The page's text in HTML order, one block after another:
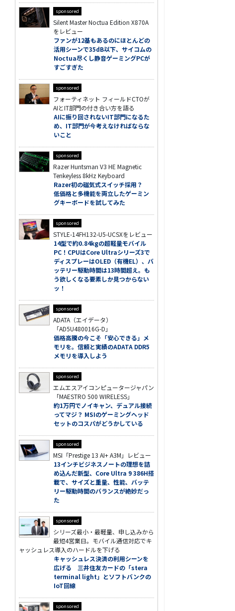
sponsored
Silent Master Noctua Edition X870A
をレビュー
ファンが12基もあるのにほとんどの
活用シーンで35dB以下、サイコムの
Noctua尽くし静音ゲーミングPCが
すごすぎた
sponsored
フォーティネット フィールドCTOが
AIとIT部門の付き合い方を語る
AIに振り回されないIT部門になるた
め、IT部門が今考えなければならな
いこと
sponsored
Razer Huntsman V3 HE Magnetic
Tenkeyless 8kHz Keyboard
Razer初の磁気式スイッチ採用？
低価格と多機能を両立したゲーミン
グキーボードを試してみた
sponsored
STYLE-14FH132-U5-UCSXをレビュー
14型で約0.84kgの超軽量モバイル
PC！CPUはCore Ultraシリーズ3で
ディスプレーはOLED（有機EL）、バ
ッテリー駆動時間は13時間超え。も
う欲しくなる要素しか見つからない
ッ！
sponsored
ADATA（エイデータ）
「AD5U480016G-D」
価格高騰の今こそ「安心できる」メ
モリを。信頼と実績のADATA DDR5
メモリを導入しよう
sponsored
エムエスアイコンピュータージャパン
「MAESTRO 500 WIRELESS」
約1万円でノイキャン、デュアル接続
ってマジ？ MSIのゲーミングヘッド
セットのコスパがどうかしている
sponsored
MSI「Prestige 13 AI+ A3M」レビュー
13インチビジネスノートの理想を詰
め込んだ新型、Core Ultra 9 386H搭
載で、サイズと重量、性能、バッテ
リー駆動時間のバランスが絶妙だっ
た
sponsored
シリーズ最小・最軽量、申し込みから
最短4営業日。モバイル通信対応でキ
ャッシュレス導入のハードルを下げる
キャッシュレス決済の利用シーンを
広げる 三井住友カードの「stera
terminal light」とソフトバンクの
IoT回線
sponsored